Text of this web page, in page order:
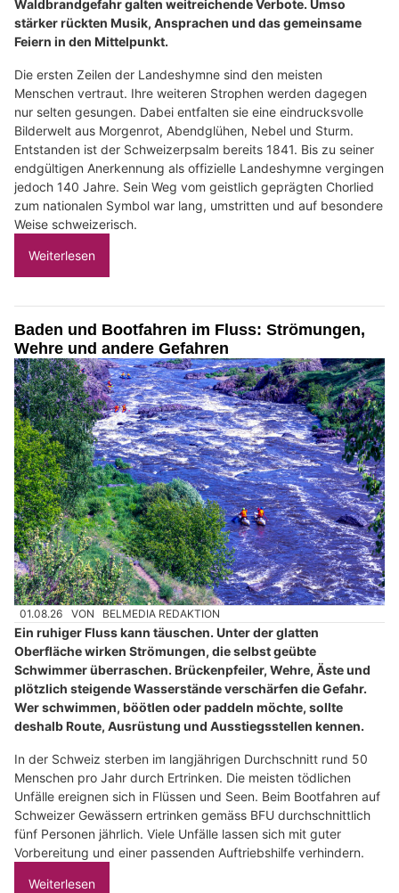
Waldbrandgefahr galten weitreichende Verbote. Umso
stärker rückten Musik, Ansprachen und das gemeinsame
Feiern in den Mittelpunkt.
Die ersten Zeilen der Landeshymne sind den meisten
Menschen vertraut. Ihre weiteren Strophen werden dagegen
nur selten gesungen. Dabei entfalten sie eine eindrucksvolle
Bilderwelt aus Morgenrot, Abendglühen, Nebel und Sturm.
Entstanden ist der Schweizerpsalm bereits 1841. Bis zu seiner
endgültigen Anerkennung als offizielle Landeshymne vergingen
jedoch 140 Jahre. Sein Weg vom geistlich geprägten Chorlied
zum nationalen Symbol war lang, umstritten und auf besondere
Weise schweizerisch.
Weiterlesen
Baden und Bootfahren im Fluss: Strömungen,
Wehre und andere Gefahren
01.08.26 VON BELMEDIA REDAKTION
Ein ruhiger Fluss kann täuschen. Unter der glatten
Oberfläche wirken Strömungen, die selbst geübte
Schwimmer überraschen. Brückenpfeiler, Wehre, Äste und
plötzlich steigende Wasserstände verschärfen die Gefahr.
Wer schwimmen, böötlen oder paddeln möchte, sollte
deshalb Route, Ausrüstung und Ausstiegsstellen kennen.
In der Schweiz sterben im langjährigen Durchschnitt rund 50
Menschen pro Jahr durch Ertrinken. Die meisten tödlichen
Unfälle ereignen sich in Flüssen und Seen. Beim Bootfahren auf
Schweizer Gewässern ertrinken gemäss BFU durchschnittlich
fünf Personen jährlich. Viele Unfälle lassen sich mit guter
Vorbereitung und einer passenden Auftriebshilfe verhindern.
Weiterlesen